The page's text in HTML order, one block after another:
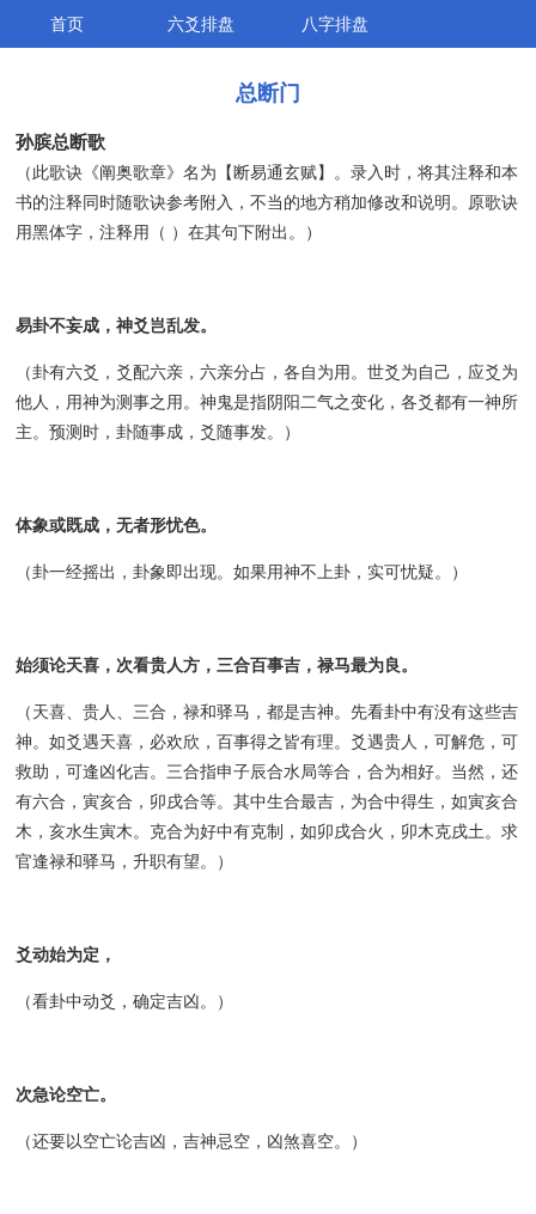
首页 六爻排盘 八字排盘
总断门
孙膑总断歌
（此歌诀《阐奥歌章》名为【断易通玄赋】。录入时，将其注释和本
书的注释同时随歌诀参考附入，不当的地方稍加修改和说明。原歌诀
用黑体字，注释用（ ）在其句下附出。）
易卦不妄成，神爻岂乱发。
（卦有六爻，爻配六亲，六亲分占，各自为用。世爻为自己，应爻为
他人，用神为测事之用。神鬼是指阴阳二气之变化，各爻都有一神所
主。预测时，卦随事成，爻随事发。）
体象或既成，无者形忧色。
（卦一经摇出，卦象即出现。如果用神不上卦，实可忧疑。）
始须论天喜，次看贵人方，三合百事吉，禄马最为良。
（天喜、贵人、三合，禄和驿马，都是吉神。先看卦中有没有这些吉
神。如爻遇天喜，必欢欣，百事得之皆有理。爻遇贵人，可解危，可
救助，可逢凶化吉。三合指申子辰合水局等合，合为相好。当然，还
有六合，寅亥合，卯戌合等。其中生合最吉，为合中得生，如寅亥合
木，亥水生寅木。克合为好中有克制，如卯戌合火，卯木克戌土。求
官逢禄和驿马，升职有望。）
爻动始为定，
（看卦中动爻，确定吉凶。）
次急论空亡。
（还要以空亡论吉凶，吉神忌空，凶煞喜空。）